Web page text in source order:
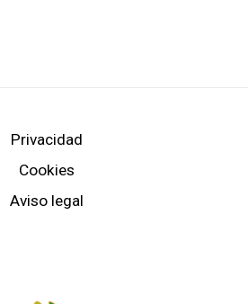
Privacidad
Cookies
Aviso legal